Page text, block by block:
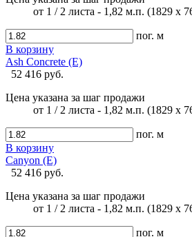
от 1 / 2 листа - 1,82 м.п. (1829 х
пог. м
В корзину
Ash Concrete (E)
52 416 руб.
Цена указана за шаг продажи
от 1 / 2 листа - 1,82 м.п. (1829 х
пог. м
В корзину
Canyon (E)
52 416 руб.
Цена указана за шаг продажи
от 1 / 2 листа - 1,82 м.п. (1829 х
пог. м